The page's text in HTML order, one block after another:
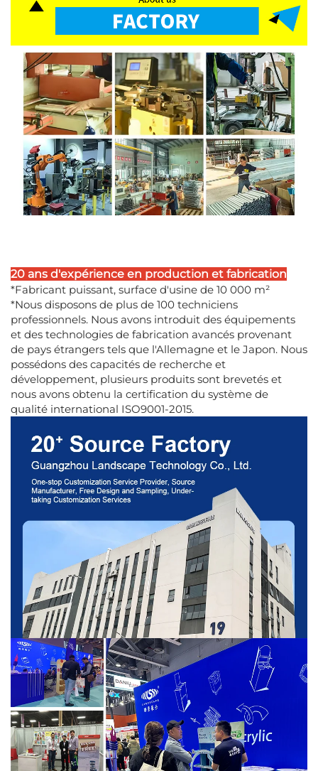
20 ans d'expérience en production et fabrication
*Fabricant puissant, surface d'usine de 10 000 m²
*Nous disposons de plus de 100 techniciens
professionnels. Nous avons introduit des équipements
et des technologies de fabrication avancés provenant
de pays étrangers tels que l'Allemagne et le Japon. Nous
possédons des capacités de recherche et
développement, plusieurs produits sont brevetés et
nous avons obtenu la certification du système de
qualité international ISO9001-2015.